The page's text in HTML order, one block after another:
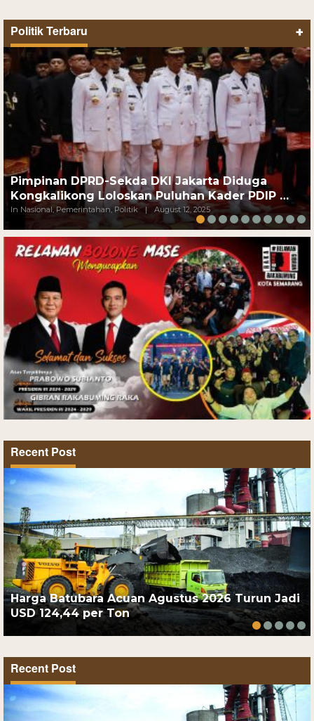
Politik Terbaru +
Pimpinan DPRD-Sekda DKI Jakarta Diduga
Kongkalikong Loloskan Puluhan Kader PDIP …
In Nasional, Pemerintahan, Politik | August 12, 2025
Recent Post
Harga Batubara Acuan Agustus 2026 Turun Jadi
USD 124,44 per Ton
Recent Post